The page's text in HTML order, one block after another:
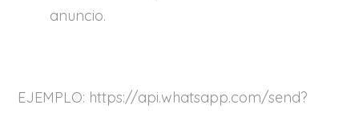
anuncio.
EJEMPLO: https://api.whatsapp.com/send?